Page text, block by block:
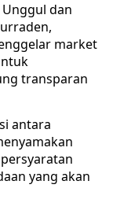
dan
market
transparan
antara
yang akan